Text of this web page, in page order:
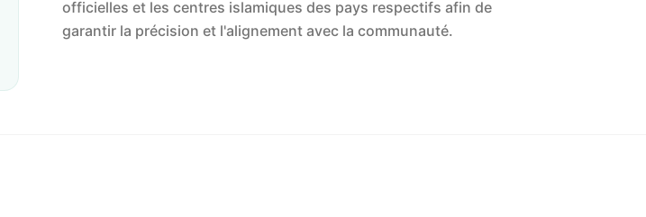
officielles et les centres islamiques des pays respectifs afin de
garantir la précision et l'alignement avec la communauté.